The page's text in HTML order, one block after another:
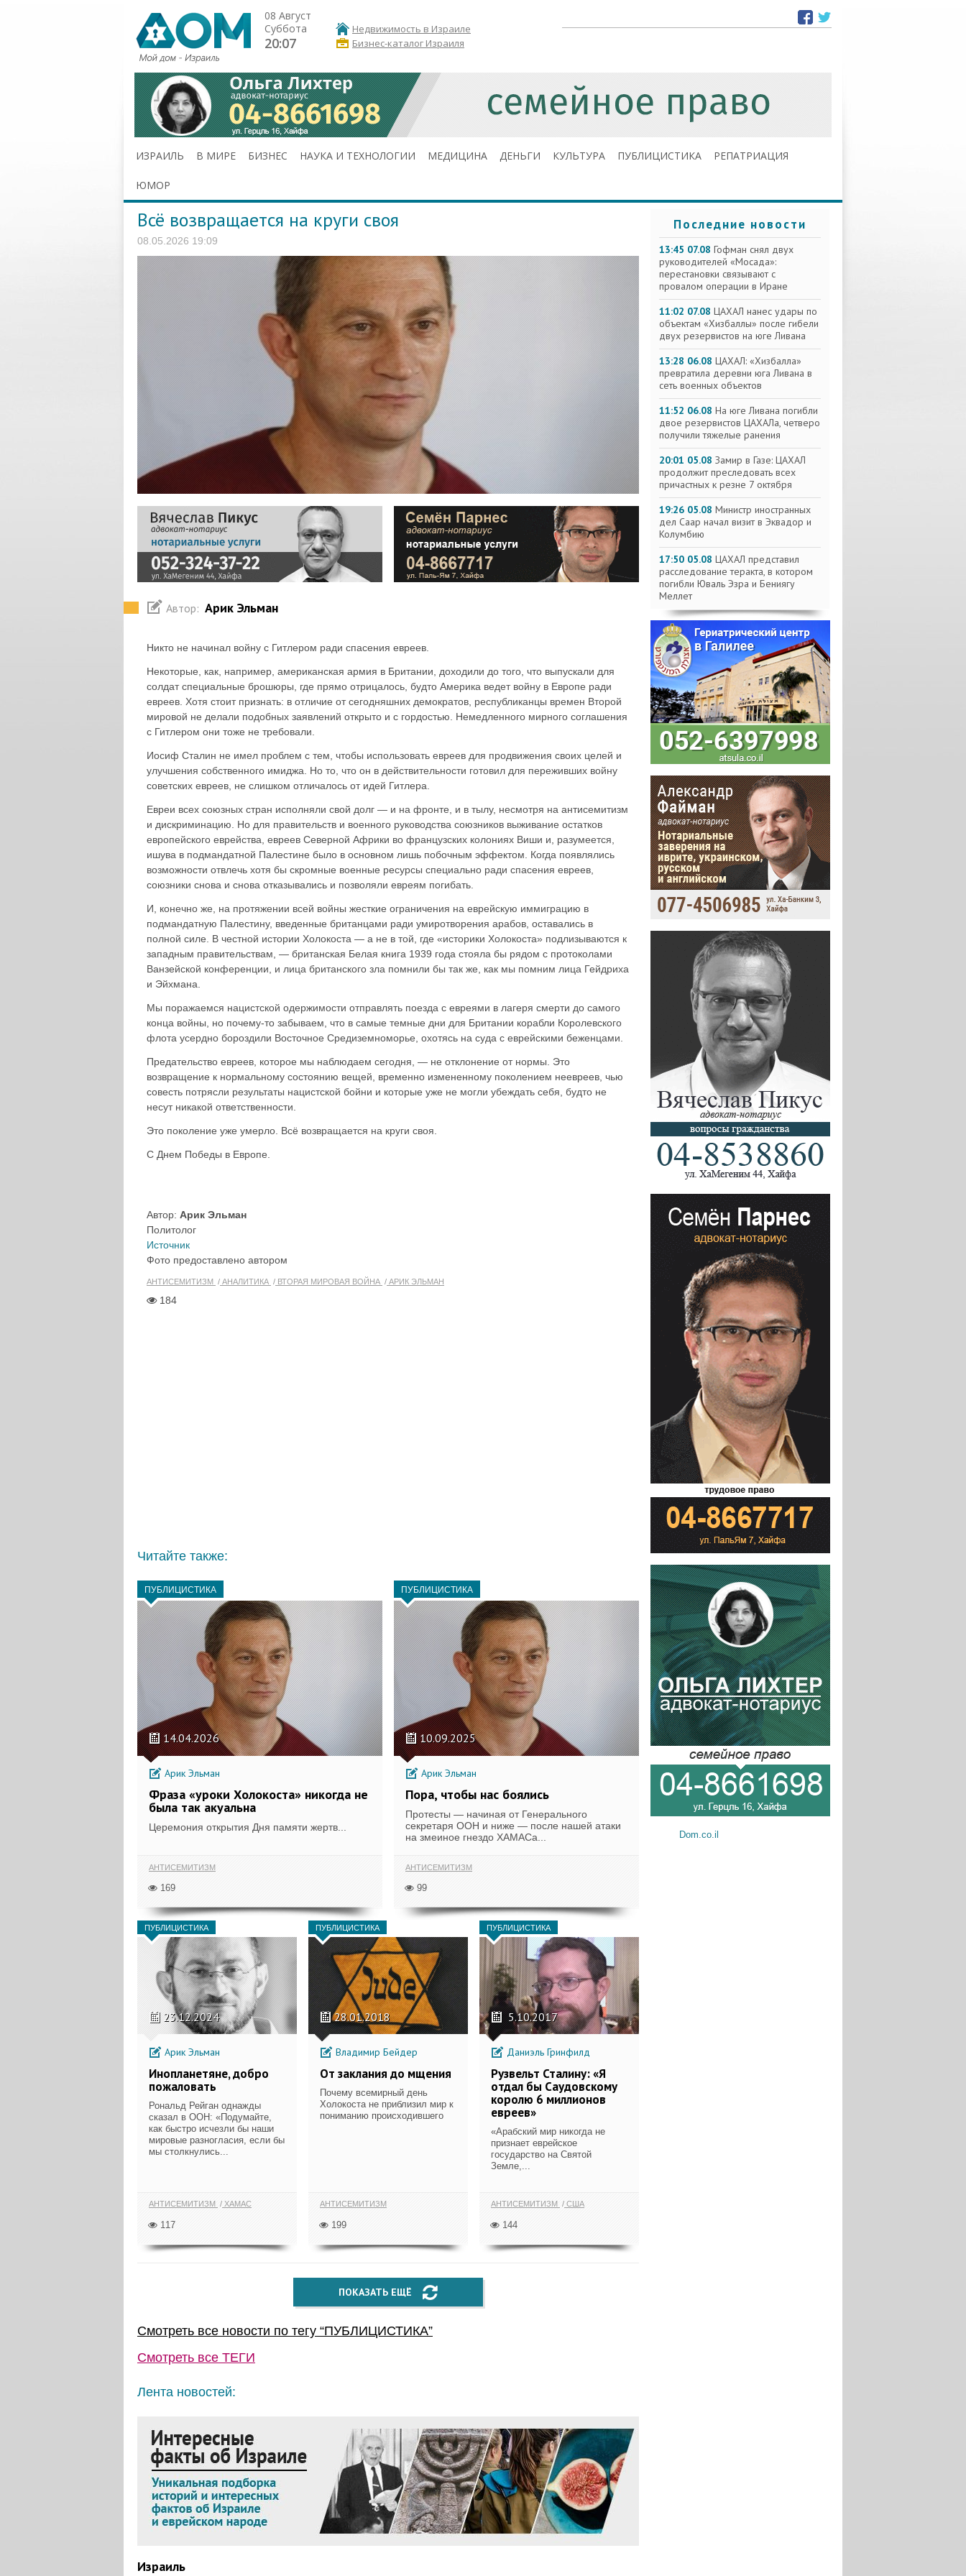
08 Август
Суббота
20:07
Недвижимость в Израиле
Бизнес-каталог Израиля
ИЗРАИЛЬ В МИРЕ БИЗНЕС НАУКА И ТЕХНОЛОГИИ МЕДИЦИНА ДЕНЬГИ КУЛЬТУРА ПУБЛИЦИСТИКА РЕПАТРИАЦИЯ
ЮМОР
Всё возвращается на круги своя
08.05.2026 19:09
Автор: Арик Эльман
Никто не начинал войну с Гитлером ради спасения евреев.
Некоторые, как, например, американская армия в Британии, доходили до того, что выпускали для
солдат специальные брошюры, где прямо отрицалось, будто Америка ведет войну в Европе ради
евреев. Хотя стоит признать: в отличие от сегодняшних демократов, республиканцы времен Второй
мировой не делали подобных заявлений открыто и с гордостью. Немедленного мирного соглашения
с Гитлером они тоже не требовали.
Иосиф Сталин не имел проблем с тем, чтобы использовать евреев для продвижения своих целей и
улучшения собственного имиджа. Но то, что он в действительности готовил для переживших войну
советских евреев, не слишком отличалось от идей Гитлера.
Евреи всех союзных стран исполняли свой долг — и на фронте, и в тылу, несмотря на антисемитизм
и дискриминацию. Но для правительств и военного руководства союзников выживание остатков
европейского еврейства, евреев Северной Африки во французских колониях Виши и, разумеется,
ишува в подмандатной Палестине было в основном лишь побочным эффектом. Когда появлялись
возможности отвлечь хотя бы скромные военные ресурсы специально ради спасения евреев,
союзники снова и снова отказывались и позволяли евреям погибать.
И, конечно же, на протяжении всей войны жесткие ограничения на еврейскую иммиграцию в
подмандатную Палестину, введенные британцами ради умиротворения арабов, оставались в
полной силе. В честной истории Холокоста — а не в той, где «историки Холокоста» подлизываются к
западным правительствам, — британская Белая книга 1939 года стояла бы рядом с протоколами
Ванзейской конференции, и лица британского зла помнили бы так же, как мы помним лица Гейдриха
и Эйхмана.
Мы поражаемся нацистской одержимости отправлять поезда с евреями в лагеря смерти до самого
конца войны, но почему-то забываем, что в самые темные дни для Британии корабли Королевского
флота усердно бороздили Восточное Средиземноморье, охотясь на суда с еврейскими беженцами.
Предательство евреев, которое мы наблюдаем сегодня, — не отклонение от нормы. Это
возвращение к нормальному состоянию вещей, временно измененному поколением неевреев, чью
совесть потрясли результаты нацистской бойни и которые уже не могли убеждать себя, будто не
несут никакой ответственности.
Это поколение уже умерло. Всё возвращается на круги своя.
С Днем Победы в Европе.
Автор: Арик Эльман
Политолог
Источник
Фото предоставлено автором
АНТИСЕМИТИЗМ АНАЛИТИКА ВТОРАЯ МИРОВАЯ ВОЙНА АРИК ЭЛЬМАН
184
Читайте также:
ПУБЛИЦИСТИКА
14.04.2026
Арик Эльман
Фраза «уроки Холокоста» никогда не
была так акуальна
Церемония открытия Дня памяти жертв...
АНТИСЕМИТИЗМ
169
ПУБЛИЦИСТИКА
10.09.2025
Арик Эльман
Пора, чтобы нас боялись
Протесты — начиная от Генерального
секретаря ООН и ниже — после нашей атаки
на змеиное гнездо ХАМАСа...
АНТИСЕМИТИЗМ
99
ПУБЛИЦИСТИКА
23.12.2024
Арик Эльман
Инопланетяне, добро
пожаловать
Рональд Рейган однажды
сказал в ООН: «Подумайте,
как быстро исчезли бы наши
мировые разногласия, если бы
мы столкнулись...
АНТИСЕМИТИЗМ ХАМАС
117
ПУБЛИЦИСТИКА
28.01.2018
Владимир Бейдер
От заклания до мщения
Почему всемирный день
Холокоста не приблизил мир к
пониманию происходившего
АНТИСЕМИТИЗМ
199
ПУБЛИЦИСТИКА
5.10.2017
Даниэль Гринфилд
Рузвельт Сталину: «Я
отдал бы Саудовскому
королю 6 миллионов
евреев»
«Арабский мир никогда не
признает еврейское
государство на Святой
Земле,...
АНТИСЕМИТИЗМ США
144
ПОКАЗАТЬ ЕЩЁ
Смотреть все новости по тегу “ПУБЛИЦИСТИКА”
Смотреть все ТЕГИ
Лента новостей:
Израиль
Последние новости
13:45 07.08 Гофман снял двух
руководителей «Мосада»:
перестановки связывают с
провалом операции в Иране
11:02 07.08 ЦАХАЛ нанес удары по
объектам «Хизбаллы» после гибели
двух резервистов на юге Ливана
13:28 06.08 ЦАХАЛ: «Хизбалла»
превратила деревни юга Ливана в
сеть военных объектов
11:52 06.08 На юге Ливана погибли
двое резервистов ЦАХАЛа, четверо
получили тяжелые ранения
20:01 05.08 Замир в Газе: ЦАХАЛ
продолжит преследовать всех
причастных к резне 7 октября
19:26 05.08 Министр иностранных
дел Саар начал визит в Эквадор и
Колумбию
17:50 05.08 ЦАХАЛ представил
расследование теракта, в котором
погибли Юваль Эзра и Бениягу
Меллет
Dom.co.il